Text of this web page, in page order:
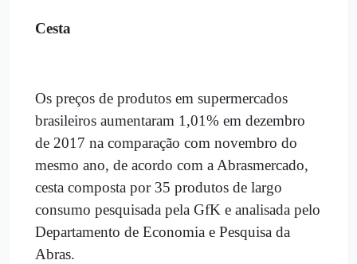
Cesta
Os preços de produtos em supermercados
brasileiros aumentaram 1,01% em dezembro
de 2017 na comparação com novembro do
mesmo ano, de acordo com a Abrasmercado,
cesta composta por 35 produtos de largo
consumo pesquisada pela GfK e analisada pelo
Departamento de Economia e Pesquisa da
Abras.